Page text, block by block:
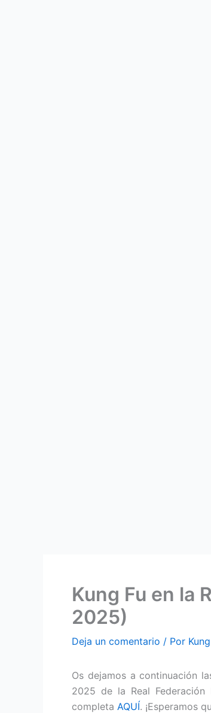
Kung Fu en la
2025)
Deja un comentario / Por
Os dejamos a continuación
2025 de la Real
completa AQUÍ. ¡Esperamos